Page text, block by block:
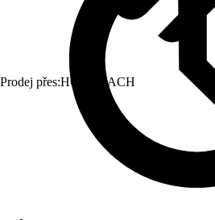
Prodej přes:HORNBACH